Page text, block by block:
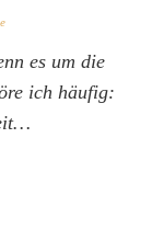
es um die
ich häufig: